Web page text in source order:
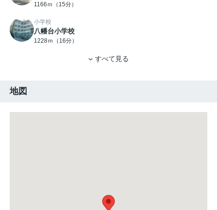
1166ｍ（15分）
小学校
八幡台小学校
1228ｍ（16分）
すべて見る
地図